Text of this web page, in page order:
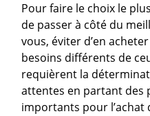
Pour faire le choix le
de passer à côté du
vous, éviter d’en
besoins différents de
requièrent la
attentes en partant des
importants pour l’achat